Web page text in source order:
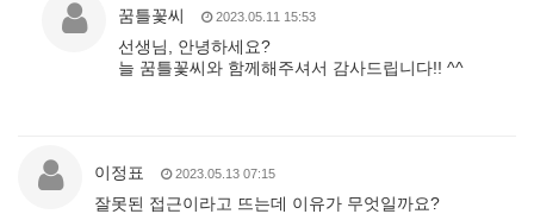
꿈틀꽃씨 2023.05.11 15:53
선생님, 안녕하세요?
늘 꿈틀꽃씨와 함께해주셔서 감사드립니다!! ^^
이정표 2023.05.13 07:15
잘못된 접근이라고 뜨는데 이유가 무엇일까요?